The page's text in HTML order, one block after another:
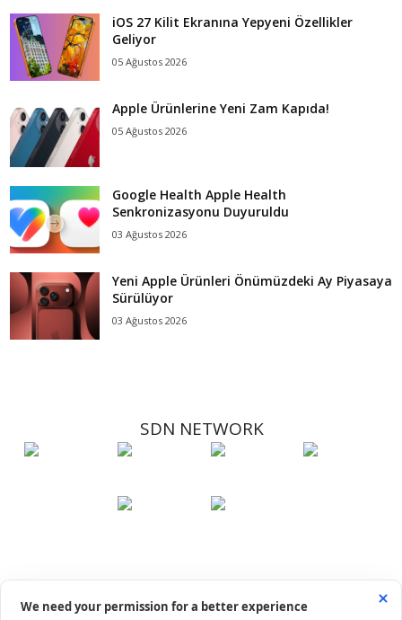
iOS 27 Kilit Ekranına Yepyeni Özellikler
Geliyor
05 Ağustos 2026
Apple Ürünlerine Yeni Zam Kapıda!
05 Ağustos 2026
Google Health Apple Health
Senkronizasyonu Duyuruldu
03 Ağustos 2026
Yeni Apple Ürünleri Önümüzdeki Ay Piyasaya
Sürülüyor
03 Ağustos 2026
SDN NETWORK